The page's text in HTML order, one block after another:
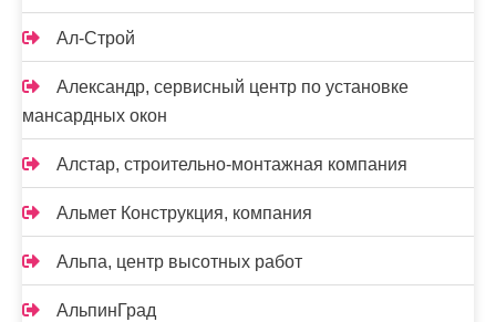
Ал-Строй
Александр, сервисный центр по установке
мансардных окон
Алстар, строительно-монтажная компания
Альмет Конструкция, компания
Альпа, центр высотных работ
АльпинГрад